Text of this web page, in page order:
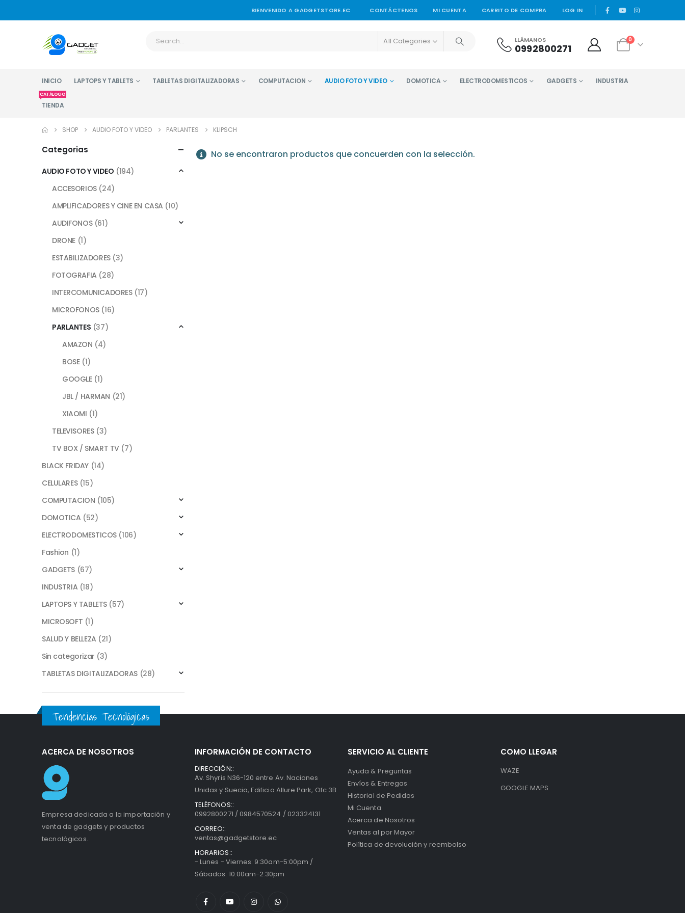
BIENVENIDO A GADGETSTORE.EC CONTÁCTENOS MI CUENTA CARRITO DE COMPRA LOG IN |
All Categories LLÁMANOS
0992800271
0
INICIO LAPTOPS Y TABLETS TABLETAS DIGITALIZADORAS COMPUTACION AUDIO FOTO Y VIDEO DOMOTICA ELECTRODOMESTICOS GADGETS INDUSTRIA
TIENDA
CATÁLOGO
SHOP AUDIO FOTO Y VIDEO PARLANTES KLIPSCH
No se encontraron productos que concuerden con la selección.
Categorias
AUDIO FOTO Y VIDEO (194)
ACCESORIOS (24)
AMPLIFICADORES Y CINE EN CASA (10)
AUDIFONOS (61)
DRONE (1)
ESTABILIZADORES (3)
FOTOGRAFIA (28)
INTERCOMUNICADORES (17)
MICROFONOS (16)
PARLANTES (37)
AMAZON (4)
BOSE (1)
GOOGLE (1)
JBL / HARMAN (21)
XIAOMI (1)
TELEVISORES (3)
TV BOX / SMART TV (7)
BLACK FRIDAY (14)
CELULARES (15)
COMPUTACION (105)
DOMOTICA (52)
ELECTRODOMESTICOS (106)
Fashion (1)
GADGETS (67)
INDUSTRIA (18)
LAPTOPS Y TABLETS (57)
MICROSOFT (1)
SALUD Y BELLEZA (21)
Sin categorizar (3)
TABLETAS DIGITALIZADORAS (28)
Tendencias Tecnológicas
ACERCA DE NOSOTROS
Empresa dedicada a la importación y
venta de gadgets y productos
tecnológicos.
INFORMACIÓN DE CONTACTO
DIRECCIÓN::
Av. Shyris N36-120 entre Av. Naciones
Unidas y Suecia, Edificio Allure Park, Ofc 3B
TELÉFONOS::
0992800271 / 0984570524 / 023324131
CORREO::
ventas@gadgetstore.ec
HORARIOS::
- Lunes - Viernes: 9:30am-5:00pm /
Sábados: 10:00am-2:30pm
SERVICIO AL CLIENTE
Ayuda & Preguntas
Envíos & Entregas
Historial de Pedidos
Mi Cuenta
Acerca de Nosotros
Ventas al por Mayor
Política de devolución y reembolso
COMO LLEGAR
WAZE
GOOGLE MAPS